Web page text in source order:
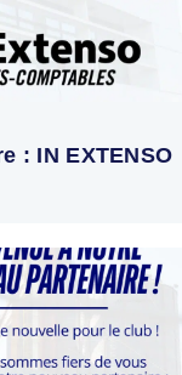
: IN EXTENSO